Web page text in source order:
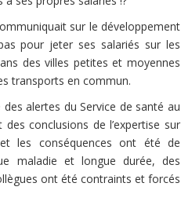
sur le développement
pour jeter ses salariés sur les
des villes petites et moyennes
transports en commun.
alertes du Service de santé au
des conclusions de l’expertise sur
les conséquences ont été de
maladie et longue durée, des
ont été contraints et forcés